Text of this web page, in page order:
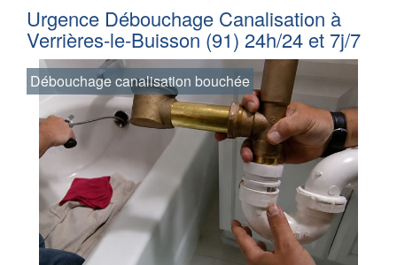
Urgence Débouchage Canalisation à
Verrières-le-Buisson (91) 24h/24 et 7j/7
Débouchage canalisation bouchée